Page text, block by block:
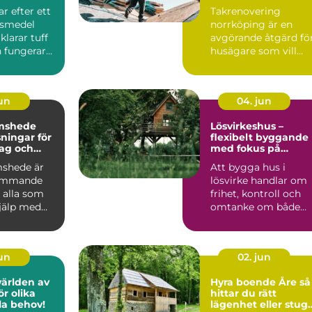
efter ett
tuff
fungerar
Östgötskt klimat
Takrenovering
norrköping är en
avgörande åtgärd
husägare som vill
mot fukt, mö...
för
och
är
som
med
04. jun
Lösvirkeshus –
flexibelt byggande
med fokus på
Att bygga hus i
lösvirke handlar om
frihet, kontroll och
omtanke om både
av
olika
behov!
02. jun
Hyra boende Åre så
hittar du rätt
lägenhet eller